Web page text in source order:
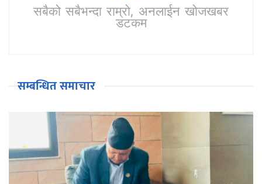
सबैको सबैभन्दा राम्रो, अनलाईन खोजखबर
डटकम
सम्बन्धित समाचार